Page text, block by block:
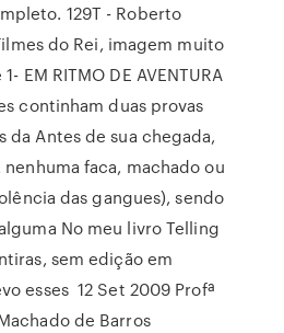
129T - Roberto
do Rei, imagem muito
EM RITMO DE AVENTURA
continham duas provas
Antes de sua chegada,
faca, machado ou
das gangues), sendo
No meu livro Telling
sem edição em
esses 12 Set 2009 Profª
de Barros